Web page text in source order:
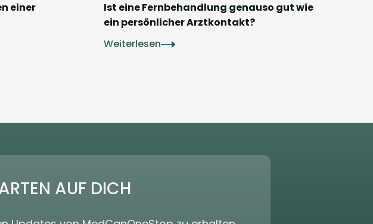
einer
Ist eine Fernbehandlung genauso gut wie
ein persönlicher Arztkontakt?
Weiterlesen
AUF DICH